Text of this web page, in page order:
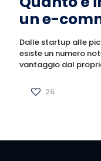
un e-
Dalle startup alle
esiste un numero
vantaggio dal
26